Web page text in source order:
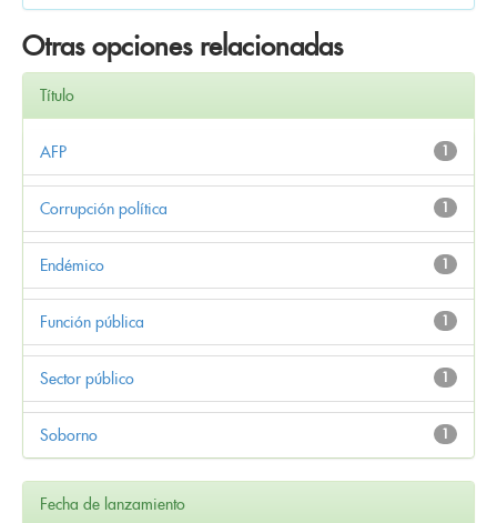
Otras opciones relacionadas
Título
1
AFP
1
Corrupción política
1
Endémico
1
Función pública
1
Sector público
1
Soborno
Fecha de lanzamiento